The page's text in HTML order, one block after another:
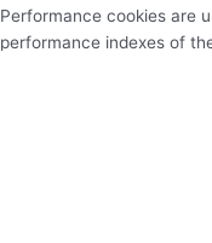
Performance cookies are
performance indexes of